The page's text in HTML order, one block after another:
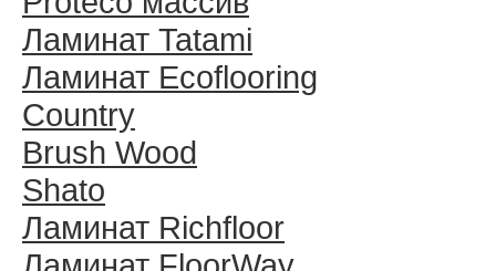
Ламинат Tatami
Ламинат Ecoflooring
Country
Brush Wood
Shato
Ламинат Richfloor